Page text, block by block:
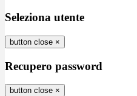
Seleziona utente
button close ×
Recupero password
button close ×